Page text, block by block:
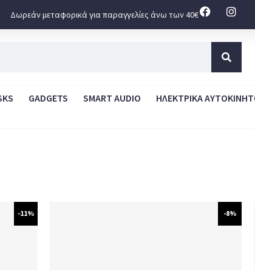
Δωρεάν μεταφορικά για παραγγελίες άνω των 40€
GADGETS SMART AUDIO ΗΛΕΚΤΡΙΚΑ
-11% -8%